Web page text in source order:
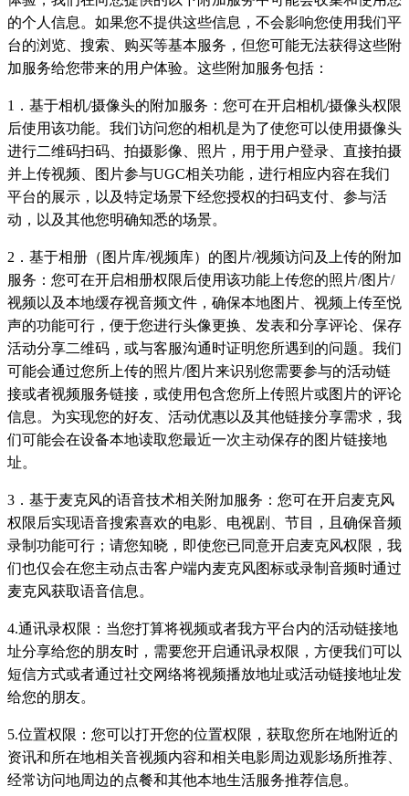
的个人信息。如果您不提供这些信息，不会影响您使用我们平
台的浏览、搜索、购买等基本服务，但您可能无法获得这些附
加服务给您带来的用户体验。这些附加服务包括：
1．基于相机/摄像头的附加服务：您可在开启相机/摄像头权限
后使用该功能。我们访问您的相机是为了使您可以使用摄像头
进行二维码扫码、拍摄影像、照片，用于用户登录、直接拍摄
并上传视频、图片参与UGC相关功能，进行相应内容在我们
平台的展示，以及特定场景下经您授权的扫码支付、参与活
动，以及其他您明确知悉的场景。
2．基于相册（图片库/视频库）的图片/视频访问及上传的附加
服务：您可在开启相册权限后使用该功能上传您的照片/图片/
视频以及本地缓存视音频文件，确保本地图片、视频上传至悦
声的功能可行，便于您进行头像更换、发表和分享评论、保存
活动分享二维码，或与客服沟通时证明您所遇到的问题。我们
可能会通过您所上传的照片/图片来识别您需要参与的活动链
接或者视频服务链接，或使用包含您所上传照片或图片的评论
信息。为实现您的好友、活动优惠以及其他链接分享需求，我
们可能会在设备本地读取您最近一次主动保存的图片链接地
址。
3．基于麦克风的语音技术相关附加服务：您可在开启麦克风
权限后实现语音搜索喜欢的电影、电视剧、节目，且确保音频
录制功能可行；请您知晓，即使您已同意开启麦克风权限，我
们也仅会在您主动点击客户端内麦克风图标或录制音频时通过
麦克风获取语音信息。
4.通讯录权限：当您打算将视频或者我方平台内的活动链接地
址分享给您的朋友时，需要您开启通讯录权限，方便我们可以
短信方式或者通过社交网络将视频播放地址或活动链接地址发
给您的朋友。
5.位置权限：您可以打开您的位置权限，获取您所在地附近的
资讯和所在地相关音视频内容和相关电影周边观影场所推荐、
经常访问地周边的点餐和其他本地生活服务推荐信息。